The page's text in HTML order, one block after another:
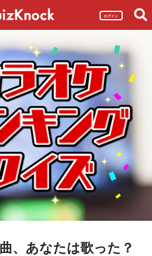
ログイン
、あなたは歌った？